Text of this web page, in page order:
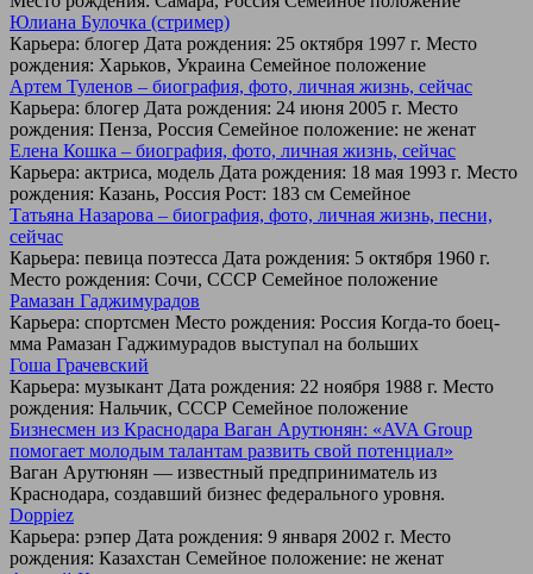
Юлиана Булочка (стример)
Карьера: блогер Дата рождения: 25 октября 1997 г. Место
рождения: Харьков, Украина Семейное положение
Артем Туленов – биография, фото, личная жизнь, сейчас
Карьера: блогер Дата рождения: 24 июня 2005 г. Место
рождения: Пенза, Россия Семейное положение: не женат
Елена Кошка – биография, фото, личная жизнь, сейчас
Карьера: актриса, модель Дата рождения: 18 мая 1993 г. Место
рождения: Казань, Россия Рост: 183 см Семейное
Татьяна Назарова – биография, фото, личная жизнь, песни,
сейчас
Карьера: певица поэтесса Дата рождения: 5 октября 1960 г.
Место рождения: Сочи, СССР Семейное положение
Рамазан Гаджимурадов
Карьера: спортсмен Место рождения: Россия Когда-то боец-
мма Рамазан Гаджимурадов выступал на больших
Гоша Грачевский
Карьера: музыкант Дата рождения: 22 ноября 1988 г. Место
рождения: Нальчик, СССР Семейное положение
Бизнесмен из Краснодара Ваган Арутюнян: «AVA Group
помогает молодым талантам развить свой потенциал»
Ваган Арутюнян — известный предприниматель из
Краснодара, создавший бизнес федерального уровня.
Doppiez
Карьера: рэпер Дата рождения: 9 января 2002 г. Место
рождения: Казахстан Семейное положение: не женат